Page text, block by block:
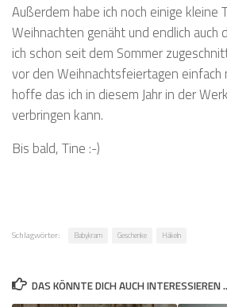
Außerdem habe ich noch einige kleine
Weihnachten genäht und endlich auch
ich schon seit dem Sommer
vor den Weihnachtsfeiertagen einfach
hoffe das ich in diesem Jahr in der
verbringen kann.
Bis bald, Tine :-)
Schlagwörter: Babykram Geschenke Häkeln
DAS KÖNNTE DICH AUCH INTERESSIEREN